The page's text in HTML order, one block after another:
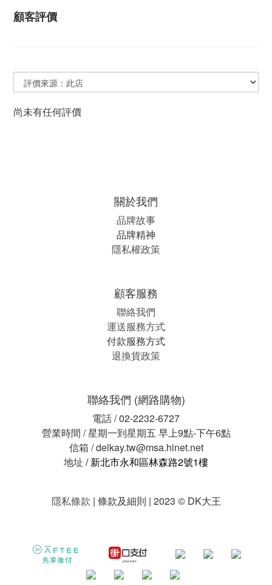
顧客評價
尚未有任何評價
關於我們
品牌故事
品牌精神
隱私權政策
顧客服務
聯絡我們
運送服務方式
付款服務方式
退換貨政策
聯絡我們 (網路購物)
電話 / 02-2232-6727
營業時間 / 星期一到星期五 早上9點-下午6點
信箱 / delkay.tw@msa.hinet.net
地址 / 新北市永和區林森路2號1樓
隱私條款 | 條款及細則 | 2023 © DK大王